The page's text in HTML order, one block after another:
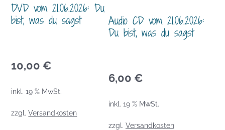
DVD vom 21.06.2026: Du
bist, was du sagst
10,00 €
inkl. 19 % MwSt.
zzgl.Versandkosten
Audio CD vom 21.06.2026:
Du bist, was du sagst
6,00 €
inkl. 19 % MwSt.
zzgl. Versandkosten